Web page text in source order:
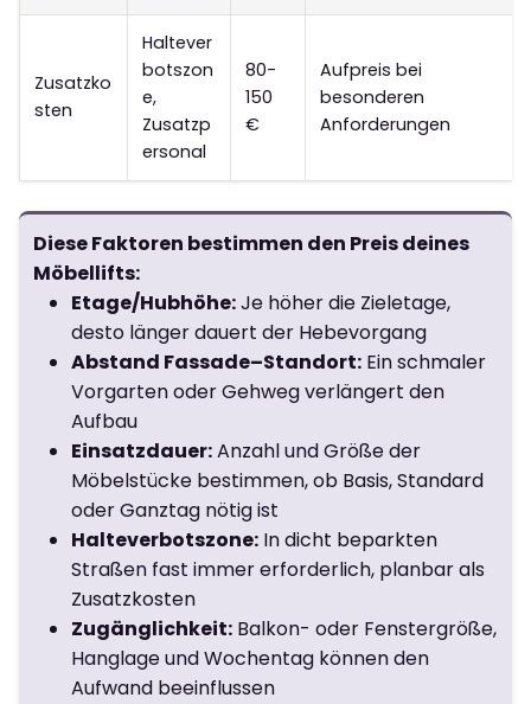
Zusatzko
sten
Haltever
botszon
e,
Zusatzp
ersonal
80-
150
€
Aufpreis bei
besonderen
Anforderungen
Diese Faktoren bestimmen den Preis deines
Möbellifts:
Etage/Hubhöhe:Je höher die Zieletage,
desto länger dauert der Hebevorgang
Abstand Fassade–Standort: Ein schmaler
Vorgarten oder Gehweg verlängert den
Aufbau
Einsatzdauer:Anzahl und Größe der
Möbelstücke bestimmen, ob Basis, Standard
oder Ganztag nötig ist
Halteverbotszone: In dicht beparkten
Straßen fast immer erforderlich, planbar als
Zusatzkosten
Zugänglichkeit: Balkon- oder Fenstergröße,
Hanglage und Wochentag können den
Aufwand beeinflussen